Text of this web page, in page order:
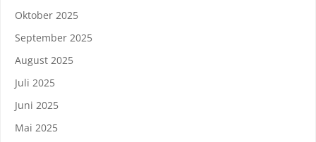
Oktober 2025
September 2025
August 2025
Juli 2025
Juni 2025
Mai 2025